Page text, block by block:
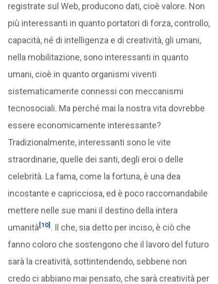
registrate sul Web, producono dati, cioè valore. Non
più interessanti in quanto portatori di forza, controllo,
capacità, né di intelligenza e di creatività, gli umani,
nella mobilitazione, sono interessanti in quanto
umani, cioè in quanto organismi viventi
sistematicamente connessi con meccanismi
tecnosociali. Ma perché mai la nostra vita dovrebbe
essere economicamente interessante?
Tradizionalmente, interessanti sono le vite
straordinarie, quelle dei santi, degli eroi o delle
celebrità. La fama, come la fortuna, è una dea
incostante e capricciosa, ed è poco raccomandabile
mettere nelle sue mani il destino della intera
umanità[10] . Il che, sia detto per inciso, è ciò che
fanno coloro che sostengono che il lavoro del futuro
sarà la creatività, sottintendendo, sebbene non
credo ci abbiano mai pensato, che sarà creatività per